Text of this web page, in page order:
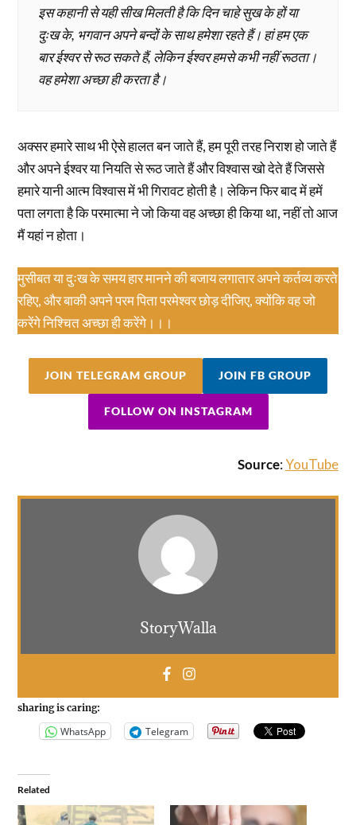
इस कहानी से यही सीख मिलती है कि दिन चाहे सुख के हों या
दुःख के, भगवान अपने बन्दों के साथ हमेशा रहते हैं। हां हम एक
बार ईश्वर से रूठ सकते हैं, लेकिन ईश्वर हमसे कभी नहीं रूठता।
वह हमेशा अच्छा ही करता है।
अक्सर हमारे साथ भी ऐसे हालत बन जाते हैं, हम पूरी तरह निराश हो जाते हैं
और अपने ईश्वर या नियति से रूठ जाते हैं और विश्वास खो देते हैं जिससे
हमारे यानी आत्म विश्वास में भी गिरावट होती है। लेकिन फिर बाद में हमें
पता लगता है कि परमात्मा ने जो किया वह अच्छा ही किया था, नहीं तो आज
मैं यहां न होता।
मुसीबत या दुःख के समय हार मानने की बजाय लगातार अपने कर्तव्य करते
रहिए, और बाकी अपने परम पिता परमेश्वर छोड़ दीजिए, क्योंकि वह जो
करेंगे निश्चित अच्छा ही करेंगे।।।
JOIN TELEGRAM GROUP JOIN FB GROUP
FOLLOW ON INSTAGRAM
Source:YouTube
StoryWalla
sharing is caring:
WhatsApp Telegram
Related